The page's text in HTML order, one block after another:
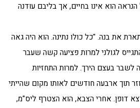
הנראה הוא אינו בחיים, אך בליבם עודנה
את בנה. "כל כולו נתינה. הוא היה גאה
לגולני למרות פציעה קשה שעבר
לשבר בעצם הירך. למרות התחזיות
תוך ארבעה חודשים לאותו מקום שהייתי
דופן. אחרי הצבא, הוא הצטרף ליס"מ,